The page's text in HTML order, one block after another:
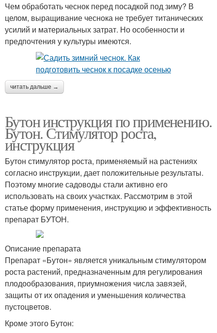
Чем обработать чеснок перед посадкой под зиму? В
целом, выращивание чеснока не требует титанических
усилий и материальных затрат. Но особенности и
предпочтения у культуры имеются.
читать дальше →
Бутон инструкция по применению.
Бутон. Стимулятор роста,
инструкция
Бутон стимулятор роста, применяемый на растениях
согласно инструкции, дает положительные результаты.
Поэтому многие садоводы стали активно его
использовать на своих участках. Рассмотрим в этой
статье форму применения, инструкцию и эффективность
препарат БУТОН.
Описание препарата
Препарат «Бутон» является уникальным стимулятором
роста растений, предназначенным для регулирования
плодообразования, приумножения числа завязей,
защиты от их опадения и уменьшения количества
пустоцветов.
Кроме этого Бутон: